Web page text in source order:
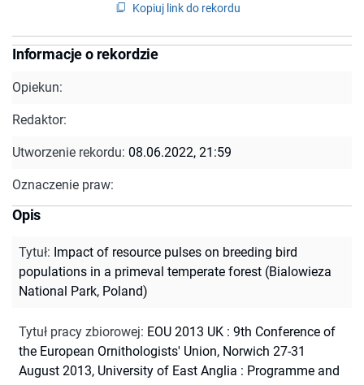
Kopiuj link do rekordu
Informacje o rekordzie
Opiekun:
Redaktor:
Utworzenie rekordu: 08.06.2022, 21:59
Oznaczenie praw:
Opis
Tytuł: Impact of resource pulses on breeding bird
populations in a primeval temperate forest (Bialowieza
National Park, Poland)
Tytuł pracy zbiorowej: EOU 2013 UK : 9th Conference of
the European Ornithologists' Union, Norwich 27-31
August 2013, University of East Anglia : Programme and